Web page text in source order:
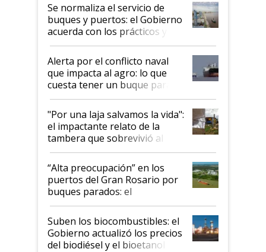
Se normaliza el servicio de
buques y puertos: el Gobierno
acuerda con los prácticos y
suspende el decreto de
desregulación
Alerta por el conflicto naval
que impacta al agro: lo que
cuesta tener un buque parado
y el peligro de que Argentina
pase a ser "país sucio"
"Por una laja salvamos la vida":
el impactante relato de la
tambera que sobrevivió al
tornado
“Alta preocupación” en los
puertos del Gran Rosario por
buques parados: el
funcionamiento de las
exportadoras en tensión tras
la medida de fuerza de los
prácticos
Suben los biocombustibles: el
Gobierno actualizó los precios
del biodiésel y el bioetanol